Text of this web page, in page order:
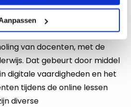
ook direct contact
als zij ervaren dat hun
Verder besteedt ROC Top
van docenten, met de
Dat gebeurt door middel
digitale vaardigheden en het
tijdens de online lessen
diverse